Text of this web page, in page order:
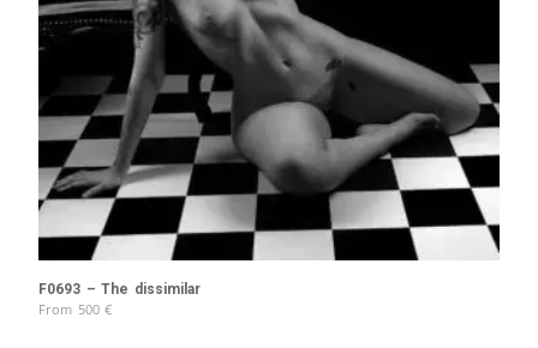
F0693 – The dissimilar
From 500 €